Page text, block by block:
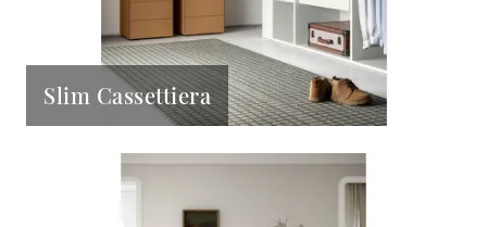
Slim Cassettiera